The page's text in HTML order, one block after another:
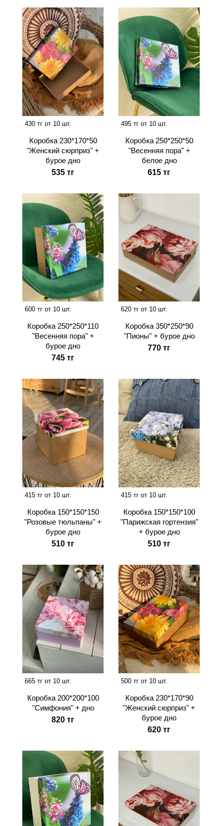
430 тг от 10 шт.
Коробка 230*170*50
"Женский сюрприз" +
бурое дно
535 тг
495 тг от 10 шт.
Коробка 250*250*50
"Весенняя пора" +
белое дно
615 тг
600 тг от 10 шт.
Коробка 250*250*110
"Весенняя пора" +
бурое дно
745 тг
620 тг от 10 шт.
Коробка 350*250*90
"Пионы" + бурое дно
770 тг
415 тг от 10 шт.
Коробка 150*150*150
"Розовые тюльпаны" +
бурое дно
510 тг
415 тг от 10 шт.
Коробка 150*150*100
"Парижская гортензия"
+ бурое дно
510 тг
665 тг от 10 шт.
Коробка 200*200*100
"Симфония" + дно
820 тг
500 тг от 10 шт.
Коробка 230*170*90
"Женский сюрприз" +
бурое дно
620 тг